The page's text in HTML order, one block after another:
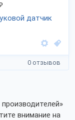
датчик
0 отзывов
внимание на